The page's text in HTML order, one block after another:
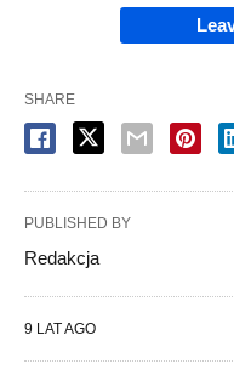
SHARE
PUBLISHED BY
Redakcja
9 LAT AGO